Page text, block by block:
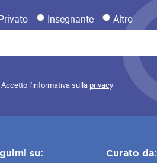
Insegnante Altro
Accetto l'informativa sulla privacy
su: Curato da: